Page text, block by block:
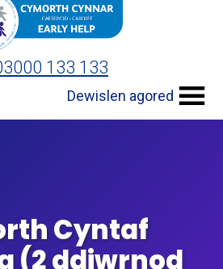
133 133
Dewislen agored
Cyntaf
(2 ddiwrnod